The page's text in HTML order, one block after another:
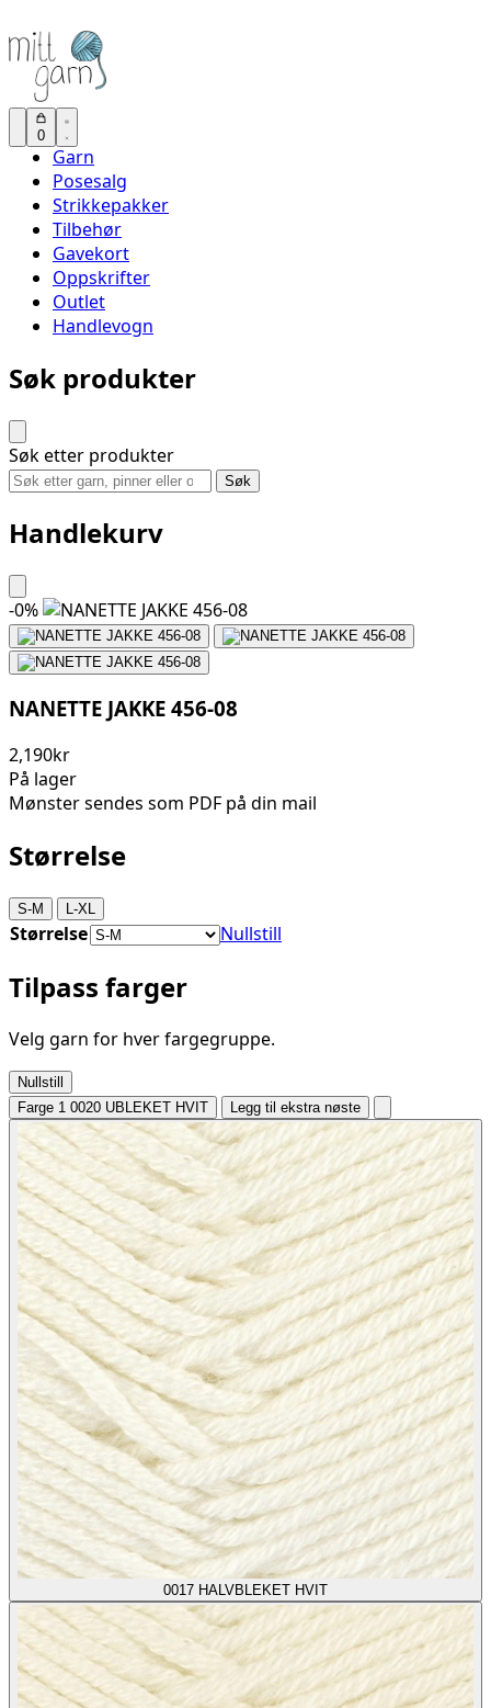
0
Garn
Posesalg
Strikkepakker
Tilbehør
Gavekort
Oppskrifter
Outlet
Handlevogn
Søk produkter
Søk etter produkter
Søk
Handlekurv
-0%
NANETTE JAKKE 456-08
2,190kr
På lager
Mønster sendes som PDF på din mail
Størrelse
S-M L-XL
Størrelse Nullstill
Tilpass farger
Velg garn for hver fargegruppe.
Nullstill
Farge 1 0020 UBLEKET HVIT Legg til ekstra nøste
0017 HALVBLEKET HVIT